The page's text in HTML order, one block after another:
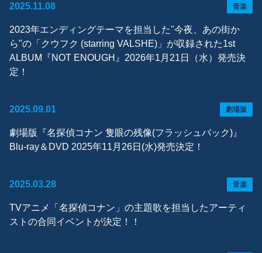
2025.11.08 音楽
2023年エンディングテーマを担当した"今夜、あの街か
ら"の「クウフク (starring VALSHE)」が収録された1st
ALBUM『NOT ENOUGH』2026年1月21日（水）発売決
定！
2025.09.01 劇場版
劇場版『名探偵コナン 隻眼の残像(フラッシュバック)』
Blu-ray＆DVD 2025年11月26日(水)発売決定！
2025.03.28 音楽
TVアニメ「名探偵コナン」の主題歌を担当したアーティ
ストの合同イベントが決定！！